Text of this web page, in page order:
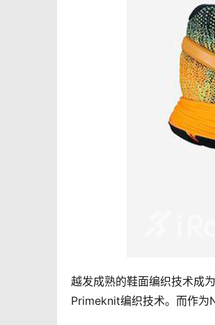
越发成熟的鞋面编织技术成
Primeknit编织技术。而作为